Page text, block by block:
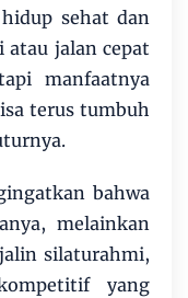
sehat dan
atau jalan cepat
manfaatnya
terus tumbuh
bahwa
melainkan
silaturahmi,
yang